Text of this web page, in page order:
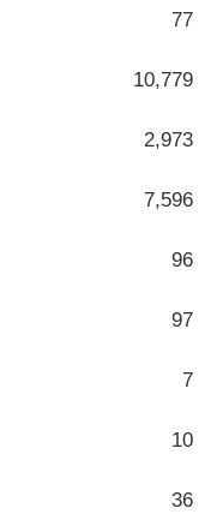
77
10,779
2,973
7,596
96
97
7
10
36